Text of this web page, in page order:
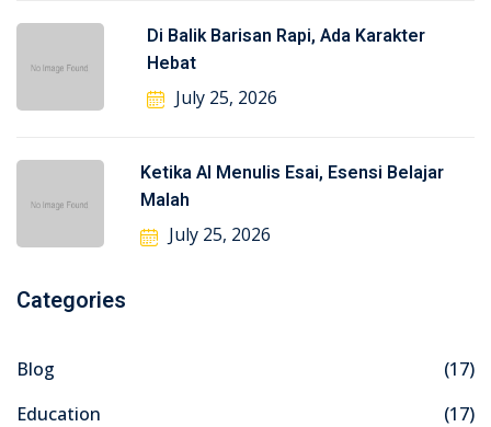
Di Balik Barisan Rapi, Ada Karakter
Hebat
July 25, 2026
Ketika AI Menulis Esai, Esensi Belajar
Malah
July 25, 2026
Categories
Blog
(17)
Education
(17)